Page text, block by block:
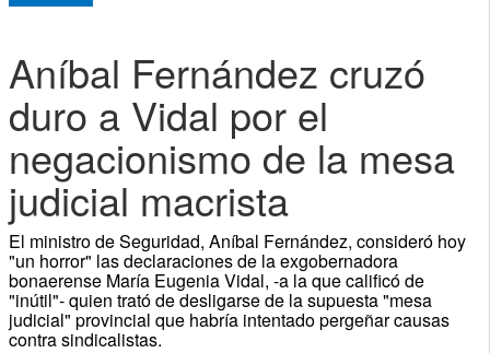
Aníbal Fernández cruzó
duro a Vidal por el
negacionismo de la mesa
judicial macrista
El ministro de Seguridad, Aníbal Fernández, consideró hoy
"un horror" las declaraciones de la exgobernadora
bonaerense María Eugenia Vidal, -a la que calificó de
"inútil"- quien trató de desligarse de la supuesta "mesa
judicial" provincial que habría intentado pergeñar causas
contra sindicalistas.